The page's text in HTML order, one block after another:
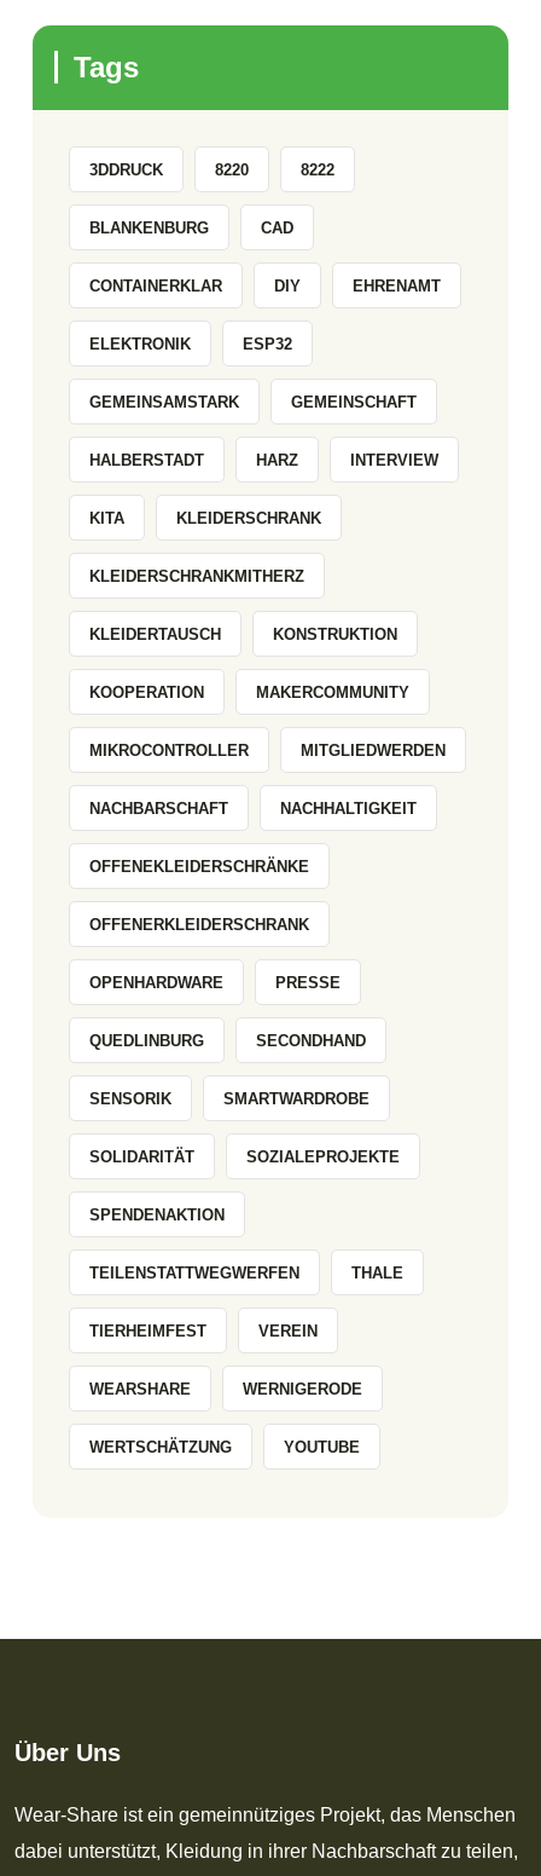
Tags
3DDRUCK 8220 8222
BLANKENBURG CAD
CONTAINERKLAR DIY EHRENAMT
ELEKTRONIK ESP32
GEMEINSAMSTARK GEMEINSCHAFT
HALBERSTADT HARZ INTERVIEW
KITA KLEIDERSCHRANK
KLEIDERSCHRANKMITHERZ
KLEIDERTAUSCH KONSTRUKTION
KOOPERATION MAKERCOMMUNITY
MIKROCONTROLLER MITGLIEDWERDEN
NACHBARSCHAFT NACHHALTIGKEIT
OFFENEKLEIDERSCHRÄNKE
OFFENERKLEIDERSCHRANK
OPENHARDWARE PRESSE
QUEDLINBURG SECONDHAND
SENSORIK SMARTWARDROBE
SOLIDARITÄT SOZIALEPROJEKTE
SPENDENAKTION
TEILENSTATTWEGWERFEN THALE
TIERHEIMFEST VEREIN
WEARSHARE WERNIGERODE
WERTSCHÄTZUNG YOUTUBE
Über Uns
Wear-Share ist ein gemeinnütziges Projekt, das Menschen
dabei unterstützt, Kleidung in ihrer Nachbarschaft zu teilen,